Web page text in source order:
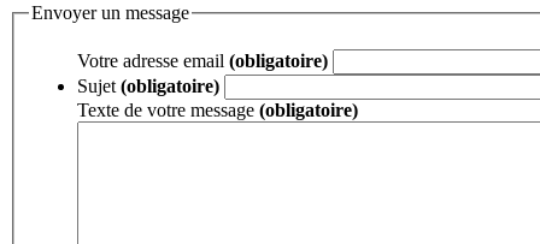
Envoyer un message
Votre adresse email (obligatoire)
Sujet (obligatoire)
Texte de votre message (obligatoire)